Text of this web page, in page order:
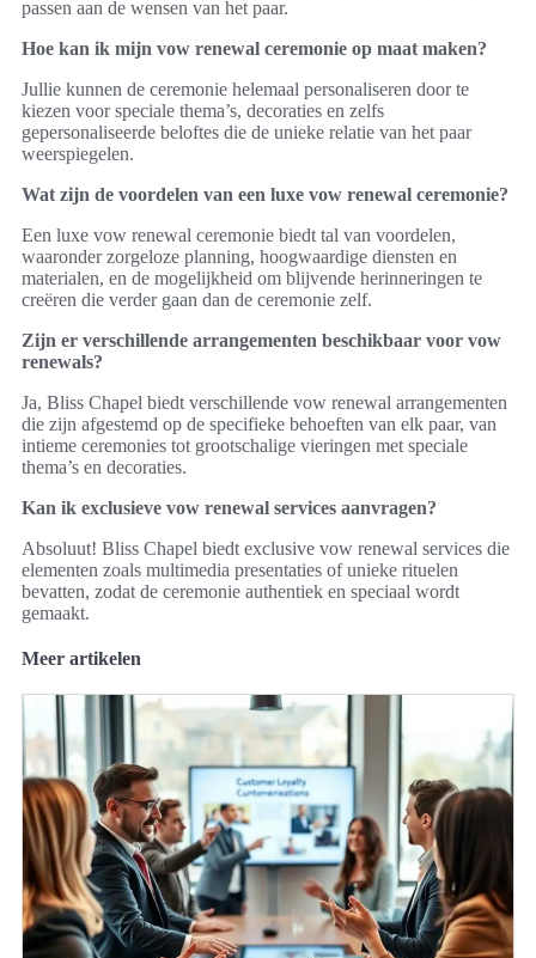
passen aan de wensen van het paar.
Hoe kan ik mijn vow renewal ceremonie op maat maken?
Jullie kunnen de ceremonie helemaal personaliseren door te
kiezen voor speciale thema’s, decoraties en zelfs
gepersonaliseerde beloftes die de unieke relatie van het paar
weerspiegelen.
Wat zijn de voordelen van een luxe vow renewal ceremonie?
Een luxe vow renewal ceremonie biedt tal van voordelen,
waaronder zorgeloze planning, hoogwaardige diensten en
materialen, en de mogelijkheid om blijvende herinneringen te
creëren die verder gaan dan de ceremonie zelf.
Zijn er verschillende arrangementen beschikbaar voor vow
renewals?
Ja, Bliss Chapel biedt verschillende vow renewal arrangementen
die zijn afgestemd op de specifieke behoeften van elk paar, van
intieme ceremonies tot grootschalige vieringen met speciale
thema’s en decoraties.
Kan ik exclusieve vow renewal services aanvragen?
Absoluut! Bliss Chapel biedt exclusive vow renewal services die
elementen zoals multimedia presentaties of unieke rituelen
bevatten, zodat de ceremonie authentiek en speciaal wordt
gemaakt.
Meer artikelen